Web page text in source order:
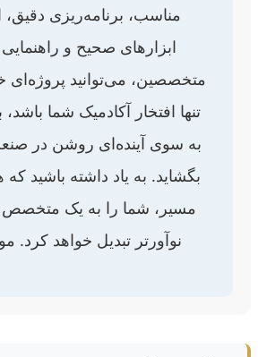
مناسب، برنامه‌ریزی دقیق،
ابزارهای صحیح و
متخصصین، می‌توانید پروژه‌ای
تنها افتخار آکادمیک شما
به سوی آینده‌ای روشن در
بگشاید. به یاد داشته باشید
مسیر، شما را به یک متخصص
نوآورتر تبدیل خواهد کرد.